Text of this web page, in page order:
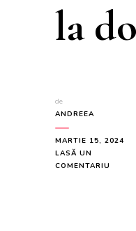
la
de
ANDREEA
MARTIE 15, 2024
LASĂ UN
COMENTARIU